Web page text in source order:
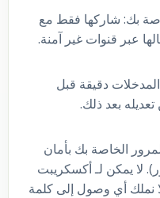
بك: شاركها فقط مع
عبر قنوات غير آمنة.
دقيقة قبل
بعد ذلك.
الخاصة بك بأمان
لا يمكن لـ أكسكريبت
لا نملك أي وصول إلى كلمة